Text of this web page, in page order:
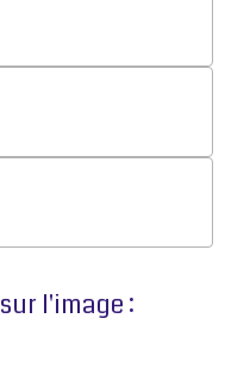
l'image :